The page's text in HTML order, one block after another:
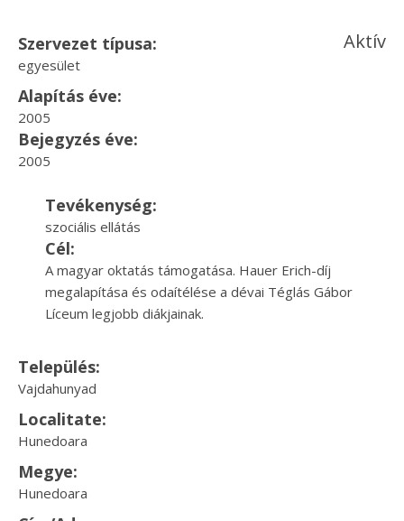
Szervezet típusa:
egyesület
Aktív
Alapítás éve:
2005
Bejegyzés éve:
2005
Tevékenység:
szociális ellátás
Cél:
A magyar oktatás támogatása. Hauer Erich-díj
megalapítása és odaítélése a dévai Téglás Gábor
Líceum legjobb diákjainak.
Település:
Vajdahunyad
Localitate:
Hunedoara
Megye:
Hunedoara